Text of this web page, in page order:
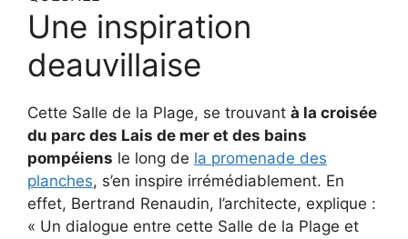
Une inspiration
deauvillaise
Cette Salle de la Plage, se trouvant à la croisée
du parc des Lais de mer et des bains
pompéiens le long de la promenade des
planches, s’en inspire irrémédiablement. En
effet, Bertrand Renaudin, l’architecte, explique :
« Un dialogue entre cette Salle de la Plage et